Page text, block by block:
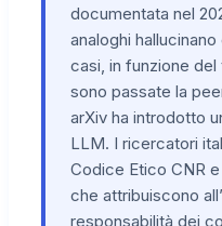
documentata nel
analoghi
casi, in funzione
sono passate la
arXiv ha introdotto
LLM. I ricercatori
Codice Etico CNR e
che attribuiscono
responsabilità dei